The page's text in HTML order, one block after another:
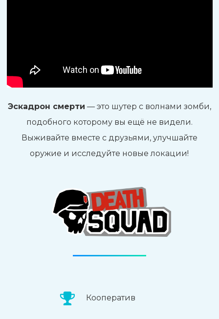
Кооператив
Эскадрон смерти — это шутер с волнами зомби,
подобного которому вы ещё не видели.
Выживайте вместе с друзьями, улучшайте
оружие и исследуйте новые локации!